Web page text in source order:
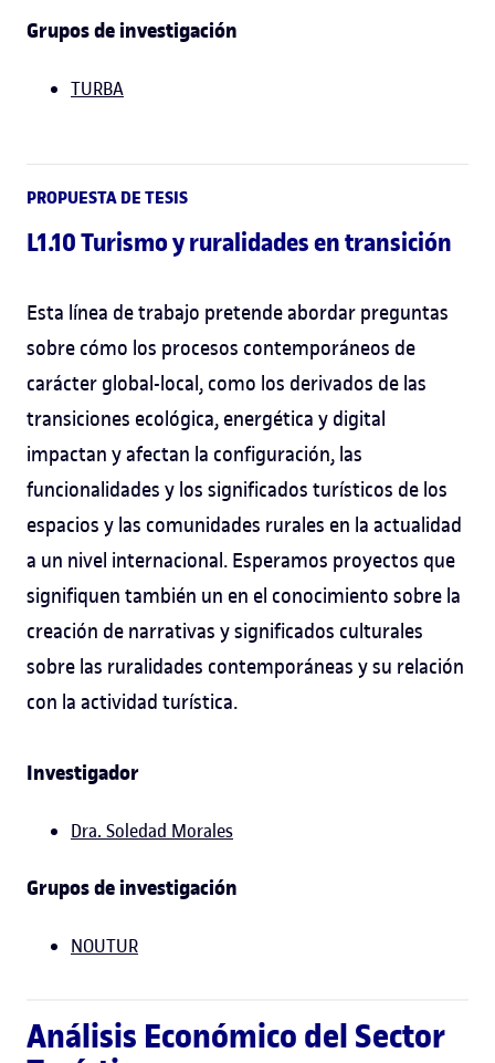
Grupos de investigación
TURBA
PROPUESTA DE TESIS
L1.10 Turismo y ruralidades en transición
Esta línea de trabajo pretende abordar preguntas
sobre cómo los procesos contemporáneos de
carácter global-local, como los derivados de las
transiciones ecológica, energética y digital
impactan y afectan la configuración, las
funcionalidades y los significados turísticos de los
espacios y las comunidades rurales en la actualidad
a un nivel internacional. Esperamos proyectos que
signifiquen también un en el conocimiento sobre la
creación de narrativas y significados culturales
sobre las ruralidades contemporáneas y su relación
con la actividad turística.
Investigador
Dra. Soledad Morales
Grupos de investigación
NOUTUR
Análisis Económico del Sector